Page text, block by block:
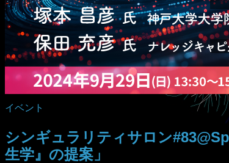
イベント
シンギュラリティサロン
生学』の提案」